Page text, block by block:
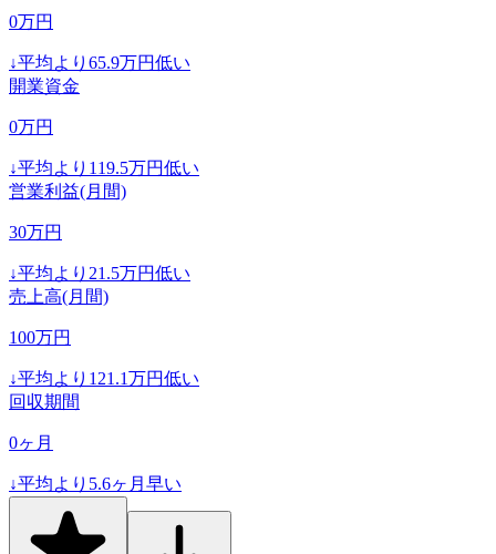
0万円
↓平均より 65.9万円低い
開業資金
0万円
↓平均より 119.5万円低い
営業利益(月間)
30万円
↓平均より 21.5万円低い
売上高(月間)
100万円
↓平均より 121.1万円低い
回収期間
0ヶ月
↓平均より 5.6ヶ月早い